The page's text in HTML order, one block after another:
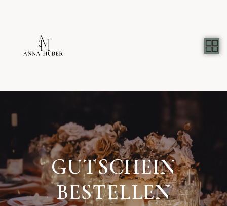
GUTSCHEIN
BESTELLEN